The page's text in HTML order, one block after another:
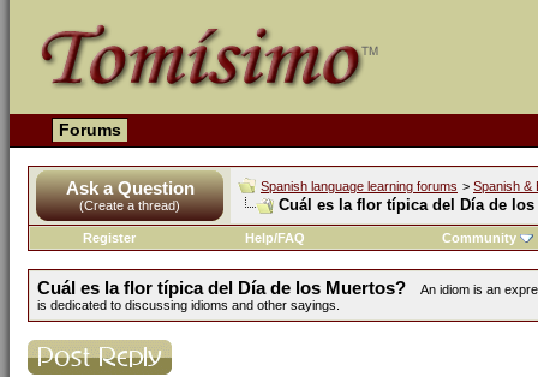
Forums
Ask a Question
(Create a thread)
Spanish language learning forums > Spanish &
Cuál es la flor típica del Día de los
Register Help/FAQ Community
Cuál es la flor típica del Día de los Muertos?
An idiom is an
is dedicated to discussing idioms and other sayings.